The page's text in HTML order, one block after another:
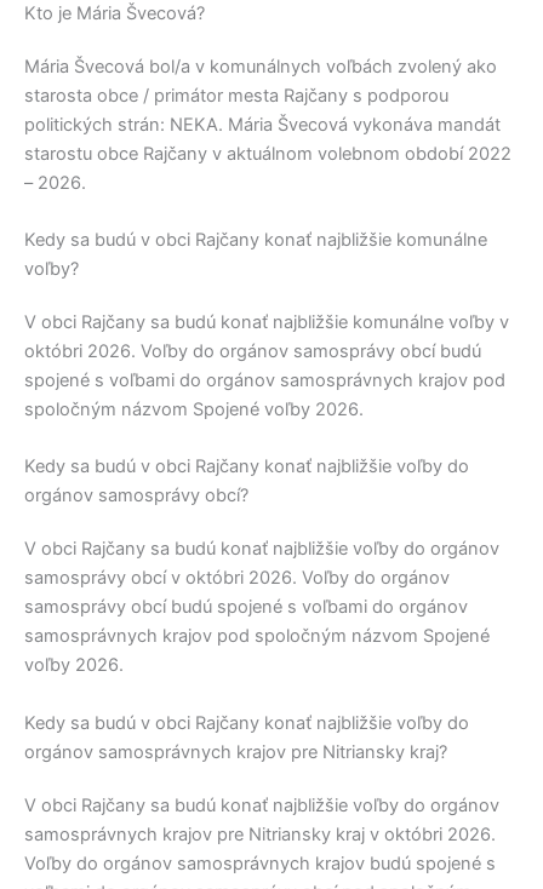
Kto je Mária Švecová?
Mária Švecová bol/a v komunálnych voľbách zvolený ako
starosta obce / primátor mesta Rajčany s podporou
politických strán: NEKA. Mária Švecová vykonáva mandát
starostu obce Rajčany v aktuálnom volebnom období 2022
– 2026.
Kedy sa budú v obci Rajčany konať najbližšie komunálne
voľby?
V obci Rajčany sa budú konať najbližšie komunálne voľby v
októbri 2026. Voľby do orgánov samosprávy obcí budú
spojené s voľbami do orgánov samosprávnych krajov pod
spoločným názvom Spojené voľby 2026.
Kedy sa budú v obci Rajčany konať najbližšie voľby do
orgánov samosprávy obcí?
V obci Rajčany sa budú konať najbližšie voľby do orgánov
samosprávy obcí v októbri 2026. Voľby do orgánov
samosprávy obcí budú spojené s voľbami do orgánov
samosprávnych krajov pod spoločným názvom Spojené
voľby 2026.
Kedy sa budú v obci Rajčany konať najbližšie voľby do
orgánov samosprávnych krajov pre Nitriansky kraj?
V obci Rajčany sa budú konať najbližšie voľby do orgánov
samosprávnych krajov pre Nitriansky kraj v októbri 2026.
Voľby do orgánov samosprávnych krajov budú spojené s